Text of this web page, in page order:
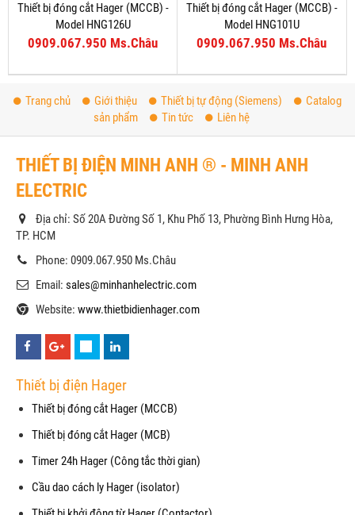
Thiết bị đóng cắt Hager (MCCB) -
Model HNG126U
0909.067.950 Ms.Châu
Thiết bị đóng cắt Hager (MCCB) -
Model HNG101U
0909.067.950 Ms.Châu
Trang chủ Giới thiệu Thiết bị tự động (Siemens)
Catalog
sản phẩm
Tin tức Liên hệ
THIẾT BỊ ĐIỆN MINH ANH ® - MINH ANH
ELECTRIC
Địa chỉ: Số 20A Đường Số 1, Khu Phố 13, Phường Bình Hưng Hòa,
TP. HCM
Phone: 0909.067.950 Ms.Châu
Email: sales@minhanhelectric.com
Website: www.thietbidienhager.com
Thiết bị điện Hager
Thiết bị đóng cắt Hager (MCCB)
Thiết bị đóng cắt Hager (MCB)
Timer 24h Hager (Công tắc thời gian)
Cầu dao cách ly Hager (isolator)